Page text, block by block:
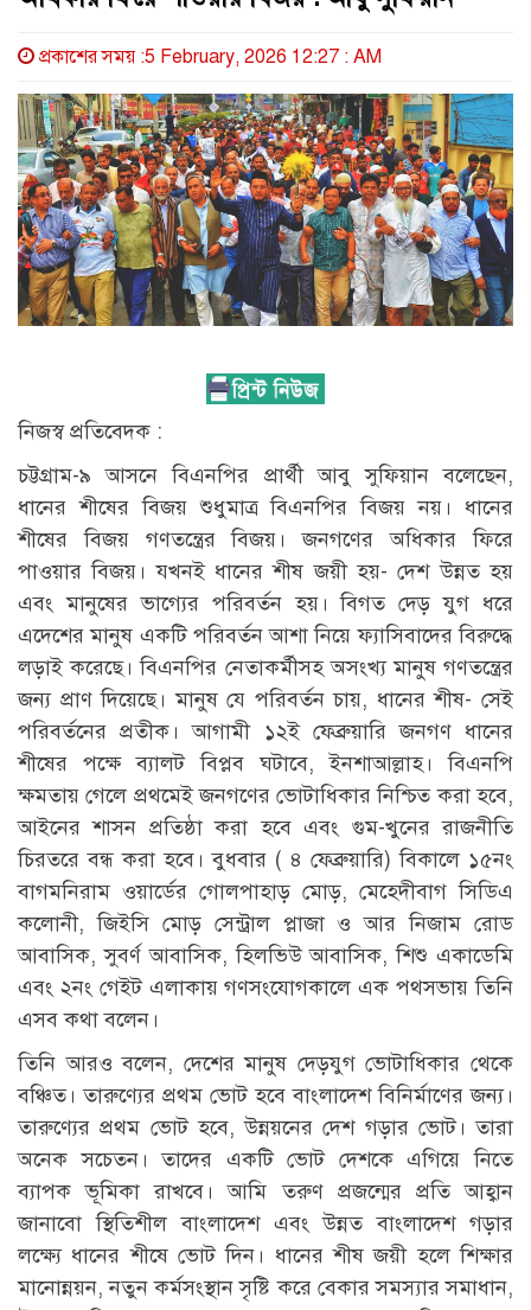
প্রকাশের সময় :5 February, 2026 12:27 : AM
নিজস্ব প্রতিবেদক :
চট্টগ্রাম-৯ আসনে বিএনপির প্রার্থী আবু সুফিয়ান বলেছেন,
ধানের শীষের বিজয় শুধুমাত্র বিএনপির বিজয় নয়। ধানের
শীষের বিজয় গণতন্ত্রের বিজয়। জনগণের অধিকার ফিরে
পাওয়ার বিজয়। যখনই ধানের শীষ জয়ী হয়- দেশ উন্নত হয়
এবং মানুষের ভাগ্যের পরিবর্তন হয়। বিগত দেড় যুগ ধরে
এদেশের মানুষ একটি পরিবর্তন আশা নিয়ে ফ্যাসিবাদের বিরুদ্ধে
লড়াই করেছে। বিএনপির নেতাকর্মীসহ অসংখ্য মানুষ গণতন্ত্রের
জন্য প্রাণ দিয়েছে। মানুষ যে পরিবর্তন চায়, ধানের শীষ- সেই
পরিবর্তনের প্রতীক। আগামী ১২ই ফেব্রুয়ারি জনগণ ধানের
শীষের পক্ষে ব্যালট বিপ্লব ঘটাবে, ইনশাআল্লাহ। বিএনপি
ক্ষমতায় গেলে প্রথমেই জনগণের ভোটাধিকার নিশ্চিত করা হবে,
আইনের শাসন প্রতিষ্ঠা করা হবে এবং গুম-খুনের রাজনীতি
চিরতরে বন্ধ করা হবে। বুধবার ( ৪ ফেব্রুয়ারি) বিকালে ১৫নং
বাগমনিরাম ওয়ার্ডের গোলপাহাড় মোড়, মেহেদীবাগ সিডিএ
কলোনী, জিইসি মোড় সেন্ট্রাল প্লাজা ও আর নিজাম রোড
আবাসিক, সুবর্ণ আবাসিক, হিলভিউ আবাসিক, শিশু একাডেমি
এবং ২নং গেইট এলাকায় গণসংযোগকালে এক পথসভায় তিনি
এসব কথা বলেন।
তিনি আরও বলেন, দেশের মানুষ দেড়যুগ ভোটাধিকার থেকে
বঞ্চিত। তারুণ্যের প্রথম ভোট হবে বাংলাদেশ বিনির্মাণের জন্য।
তারুণ্যের প্রথম ভোট হবে, উন্নয়নের দেশ গড়ার ভোট। তারা
অনেক সচেতন। তাদের একটি ভোট দেশকে এগিয়ে নিতে
ব্যাপক ভূমিকা রাখবে। আমি তরুণ প্রজন্মের প্রতি আহ্বান
জানাবো স্থিতিশীল বাংলাদেশ এবং উন্নত বাংলাদেশ গড়ার
লক্ষ্যে ধানের শীষে ভোট দিন। ধানের শীষ জয়ী হলে শিক্ষার
মানোন্নয়ন, নতুন কর্মসংস্থান সৃষ্টি করে বেকার সমস্যার সমাধান,